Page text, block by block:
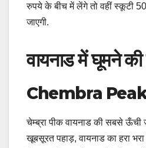
रुपये के बीच में लेंगे तो वहीं स्कूटी
जाएगी.
वायनाड में घूमने
Chembra
चेम्ब्रा पीक वायनाड की सबसे
खूबसूरत पहाड़, वायनाड का हरा